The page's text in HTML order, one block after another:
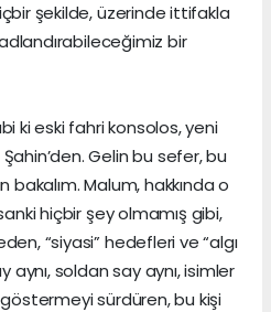
şekilde, üzerinde ittifakla
bir
ki eski fahri konsolos, yeni
Gelin bu sefer, bu
bakalım. Malum, hakkında o
hiçbir şey olmamış gibi,
“siyasi” hedefleri ve “algı
soldan say aynı, isimler
sürdüren, bu kişi